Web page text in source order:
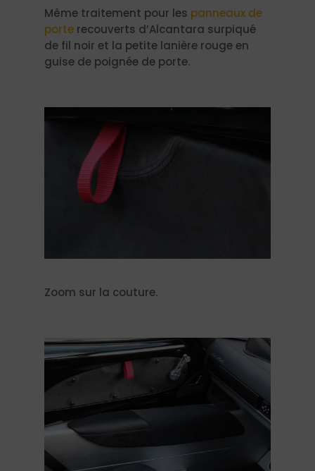
​Même traitement pour les panneaux de
porterecouverts d’Alcantara surpiqué
de fil noir et la petite lanière rouge en
guise de poignée de porte.
Zoom sur la couture.